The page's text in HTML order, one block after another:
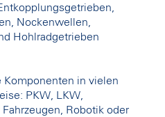
Nockenwellen,
Hohlradgetrieben
in vielen
PKW, LKW,
Robotik oder